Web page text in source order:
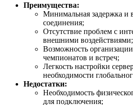
Преимущества:
Минимальная задержка и
соединения;
Отсутствие проблем с
внешними воздействиями;
Возможность
чемпионатов и встреч;
Легкость настройки
необходимости
Недостатки:
Необходимость
для подключения;